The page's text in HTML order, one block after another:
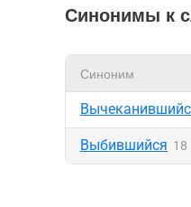
Синонимы к
Синоним
Выбившийся 18